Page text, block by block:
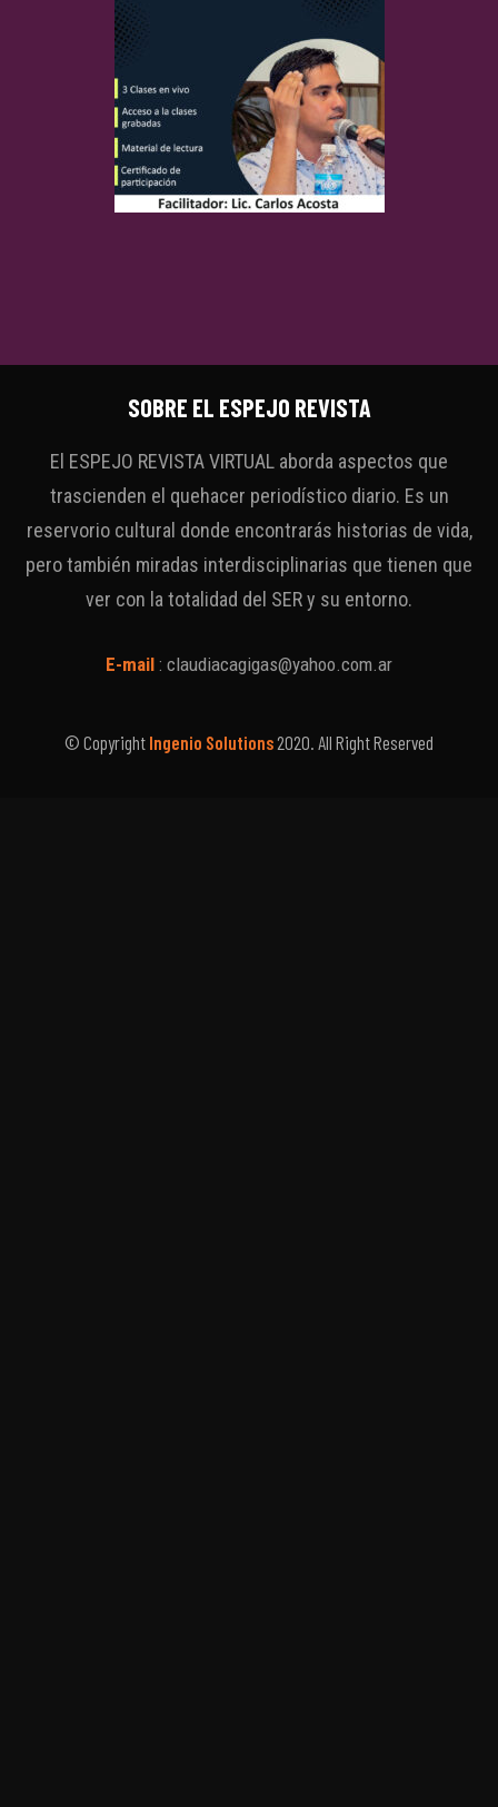
SOBRE EL ESPEJO REVISTA
El ESPEJO REVISTA VIRTUAL aborda aspectos que
trascienden el quehacer periodístico diario. Es un
reservorio cultural donde encontrarás historias de vida,
pero también miradas interdisciplinarias que tienen que
ver con la totalidad del SER y su entorno.
E-mail : claudiacagigas@yahoo.com.ar
© Copyright Ingenio Solutions 2020. All Right Reserved